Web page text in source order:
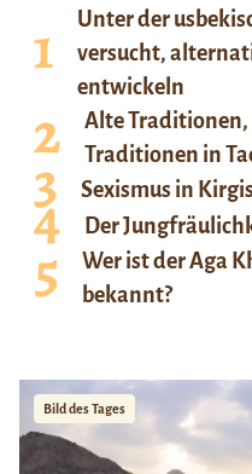
Unter der
versucht,
entwickeln
Alte Traditionen,
Traditionen in
Sexismus in
Der
Wer ist der Aga
bekannt?
Bild des Tages